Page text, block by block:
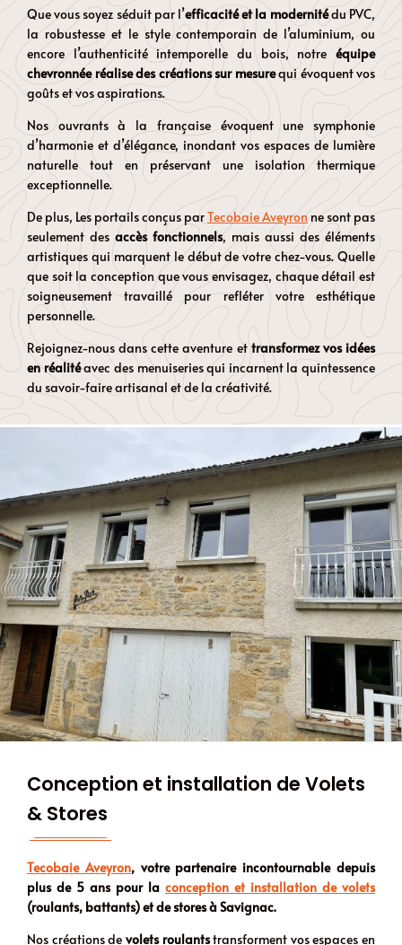
Que vous soyez séduit par l’efficacité et la modernitédu PVC,
la robustesse et le style contemporain de l’aluminium, ou
encore l’authenticité intemporelle du bois, notre équipe
chevronnée réalise des créations sur mesurequi évoquent vos
goûts et vos aspirations.
Nos ouvrants à la française évoquent une symphonie
d’harmonie et d’élégance, inondant vos espaces de lumière
naturelle tout en préservant une isolation thermique
exceptionnelle.
De plus, Les portails conçus parTecobaie Aveyron ne sont pas
seulement des accès fonctionnels, mais aussi des éléments
artistiques qui marquent le début de votre chez-vous. Quelle
que soit la conception que vous envisagez, chaque détail est
soigneusement travaillé pour refléter votre esthétique
personnelle.
Rejoignez-nous dans cette aventure et transformez vos idées
en réalitéavec des menuiseries qui incarnent la quintessence
du savoir-faire artisanal et de la créativité.
Conception et installation de Volets
& Stores
Tecobaie Aveyron, votre partenaire incontournable depuis
plus de 5 ans pour la conception et installation de volets
(roulants, battants) et de stores à Savignac.
Nos créations de volets roulantstransforment vos espaces en